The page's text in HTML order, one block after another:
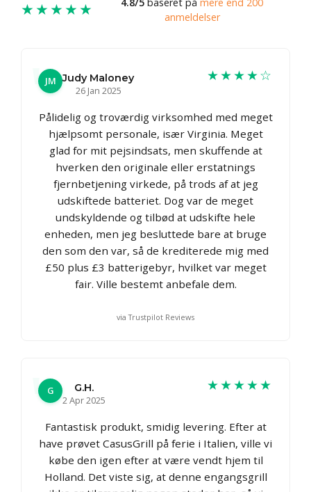
★★★★★
anmeldelser
JM Judy Maloney
26 Jan 2025
★★★★☆
Pålidelig og troværdig virksomhed med meget
hjælpsomt personale, især Virginia. Meget
glad for mit pejsindsats, men skuffende at
hverken den originale eller erstatnings
fjernbetjening virkede, på trods af at jeg
udskiftede batteriet. Dog var de meget
undskyldende og tilbød at udskifte hele
enheden, men jeg besluttede bare at bruge
den som den var, så de krediterede mig med
£50 plus £3 batterigebyr, hvilket var meget
fair. Ville bestemt anbefale dem.
via Trustpilot Reviews
G
G.H.
2 Apr 2025
★★★★★
Fantastisk produkt, smidig levering. Efter at
have prøvet CasusGrill på ferie i Italien, ville vi
købe den igen efter at være vendt hjem til
Holland. Det viste sig, at denne engangsgrill